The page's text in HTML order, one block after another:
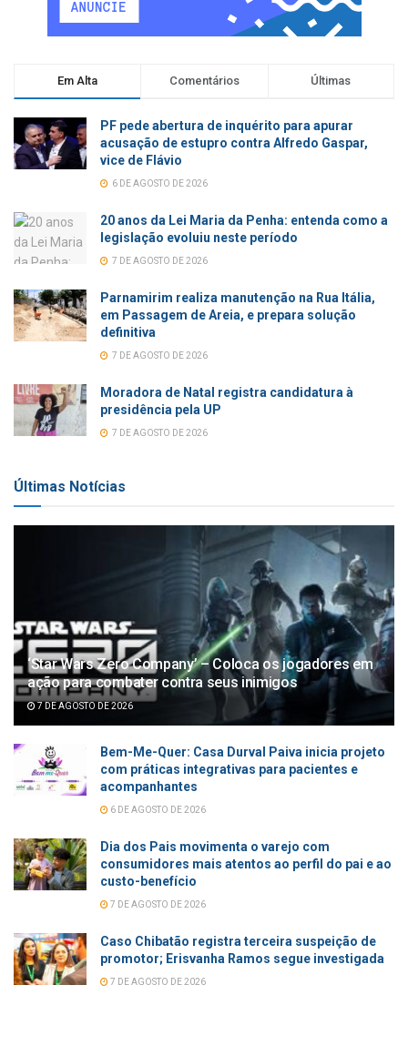
Em Alta Comentários Últimas
PF pede abertura de inquérito para apurar
acusação de estupro contra Alfredo Gaspar,
vice de Flávio
6 DE AGOSTO DE 2026
20 anos da Lei Maria da Penha: entenda como a
legislação evoluiu neste período
7 DE AGOSTO DE 2026
Parnamirim realiza manutenção na Rua Itália,
em Passagem de Areia, e prepara solução
definitiva
7 DE AGOSTO DE 2026
Moradora de Natal registra candidatura à
presidência pela UP
7 DE AGOSTO DE 2026
Últimas Notícias
‘Star Wars Zero Company’ – Coloca os jogadores em
ação para combater contra seus inimigos
7 DE AGOSTO DE 2026
Bem-Me-Quer: Casa Durval Paiva inicia projeto
com práticas integrativas para pacientes e
acompanhantes
6 DE AGOSTO DE 2026
Dia dos Pais movimenta o varejo com
consumidores mais atentos ao perfil do pai e ao
custo-benefício
7 DE AGOSTO DE 2026
Caso Chibatão registra terceira suspeição de
promotor; Erisvanha Ramos segue investigada
7 DE AGOSTO DE 2026